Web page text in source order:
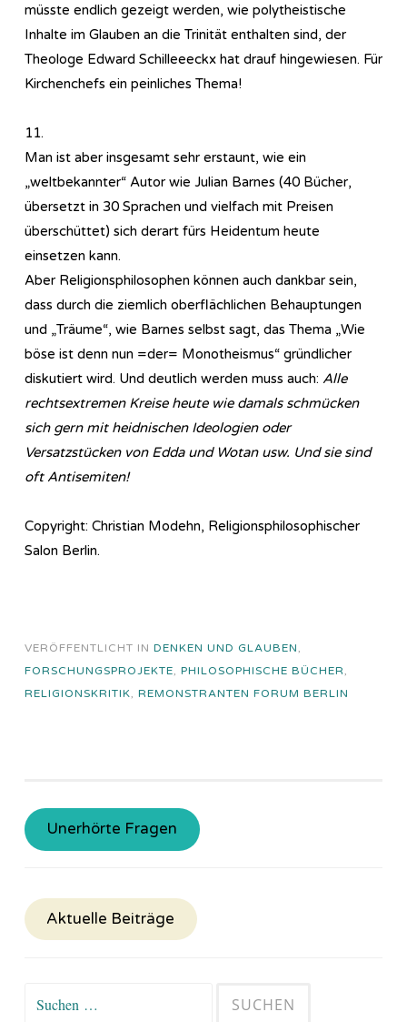
müsste endlich gezeigt werden, wie polytheistische
Inhalte im Glauben an die Trinität enthalten sind, der
Theologe Edward Schilleeeckx hat drauf hingewiesen. Für
Kirchenchefs ein peinliches Thema!
11.
Man ist aber insgesamt sehr erstaunt, wie ein
„weltbekannter“ Autor wie Julian Barnes (40 Bücher,
übersetzt in 30 Sprachen und vielfach mit Preisen
überschüttet) sich derart fürs Heidentum heute
einsetzen kann.
Aber Religionsphilosophen können auch dankbar sein,
dass durch die ziemlich oberflächlichen Behauptungen
und „Träume“, wie Barnes selbst sagt, das Thema „Wie
böse ist denn nun =der= Monotheismus“ gründlicher
diskutiert wird. Und deutlich werden muss auch: Alle
rechtsextremen Kreise heute wie damals schmücken
sich gern mit heidnischen Ideologien oder
Versatzstücken von Edda und Wotan usw. Und sie sind
oft Antisemiten!
Copyright: Christian Modehn, Religionsphilosophischer
Salon Berlin.
VERÖFFENTLICHT IN DENKEN UND GLAUBEN,
FORSCHUNGSPROJEKTE, PHILOSOPHISCHE BÜCHER,
RELIGIONSKRITIK, REMONSTRANTEN FORUM BERLIN
Unerhörte Fragen
Aktuelle Beiträge
Suchen